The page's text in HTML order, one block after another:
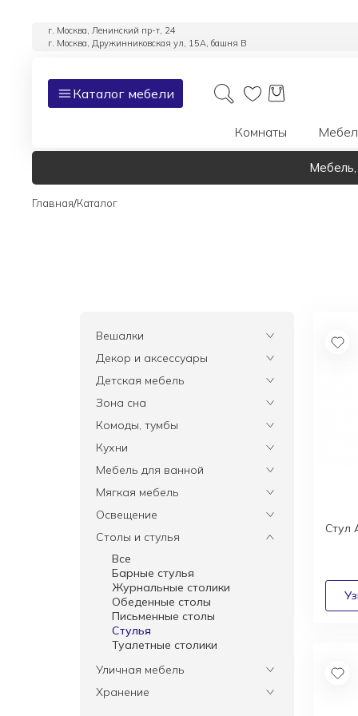
г. Москва, Ленинский пр-т, 24
г. Москва, Дружинниковская ул, 15А, башня В
Каталог мебели
Комнаты
Главная/Каталог
Вешалки
Все
Декор и аксессуары
Все
Элитные зеркала
Ковры
Часы
Элитная посуда
Ширмы
Декоративное панно
Аксессуары
Детская мебель
Все
Зеркала
Освещение
Книжные шкафы, стеллажи
Шкафы
Стулья
Детские кровати
Зона сна
Все
Матрасы
Элитные кровати
Комоды, тумбы
Все
Витрины
Комоды
Прикроватные тумбы
Кухни
Все
Мебель для ванной
Все
Мягкая мебель
Все
Кресла
Элитные пуфы и банкетки
Шезлонги
Кушетки
Освещение
Все
Люстры
Подвесные светильники
Потолочные светильники
Бра
Настольные лампы
Торшеры
Столы и стулья
Все
Барные стулья
Журнальные столики
Обеденные столы
Письменные столы
Стулья
Туалетные столики
Уличная мебель
Все
Хранение
Стул